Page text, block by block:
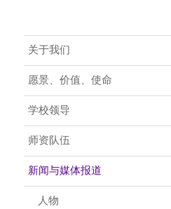
Main Menu CN
关于我们
愿景、价值、使命
学校领导
师资队伍
新闻与媒体报道
人物